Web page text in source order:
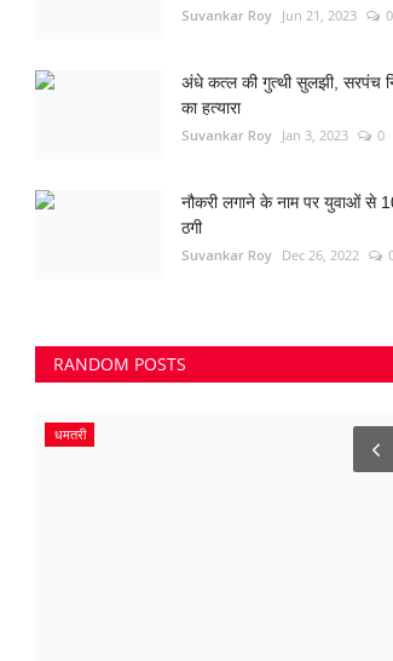
Suvankar Roy Jun 21, 2023 0
अंधे कत्ल की गुत्थी सुलझी, सरपंच
का हत्यारा
Suvankar Roy Jan 3, 2023 0
नौकरी लगाने के नाम पर युवाओं से
ठगी
Suvankar Roy Dec 26, 2022
RANDOM POSTS
धमतरी